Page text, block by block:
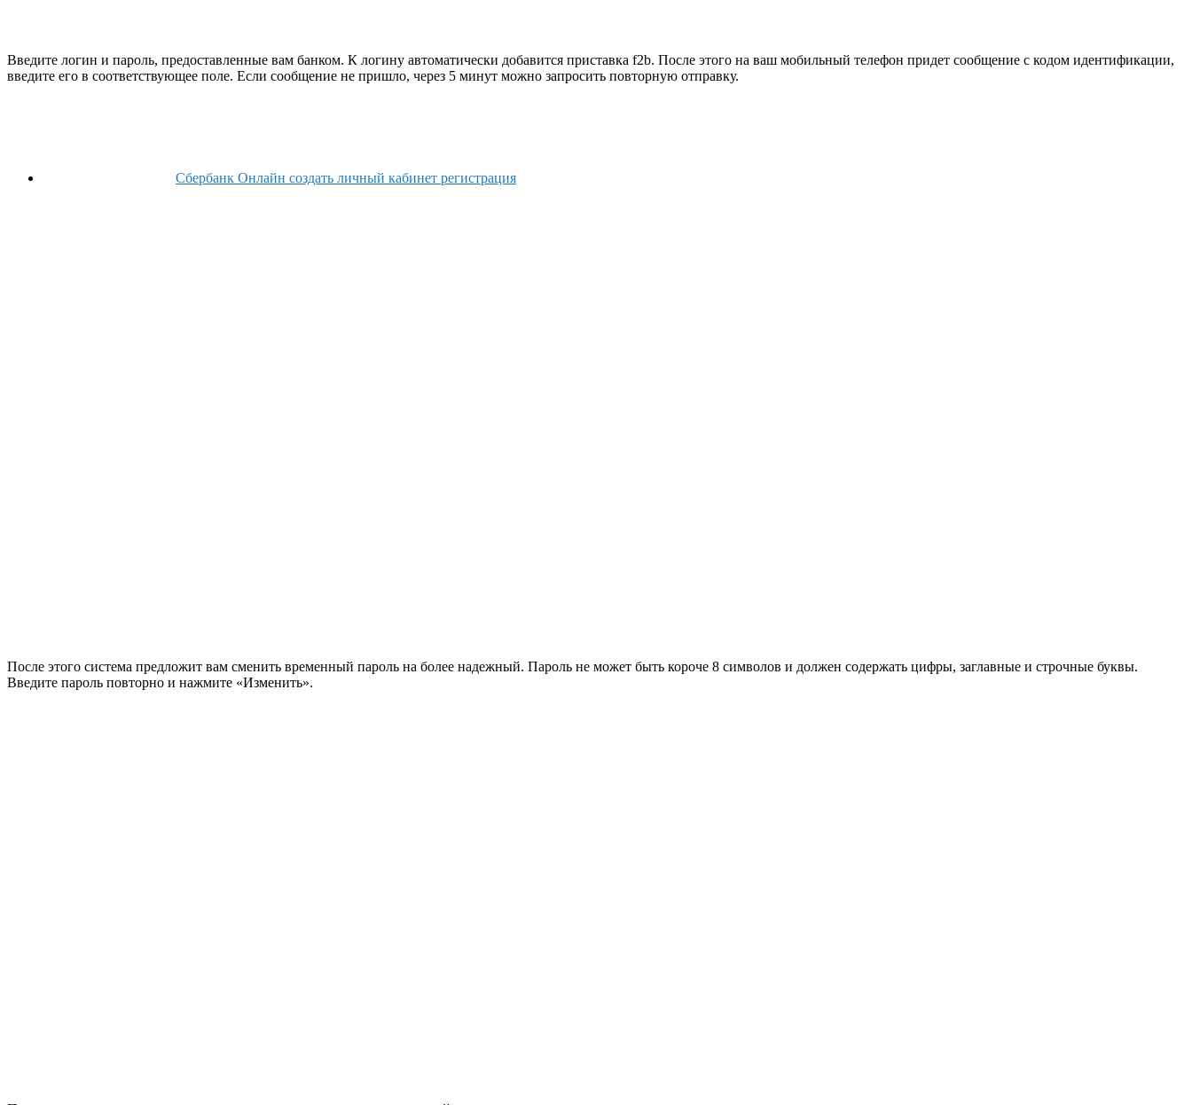
Введите логин и пароль, предоставленные вам банком. К логину автоматически добавится приставка f2b. После этого на ваш мобильный телефон придет сообщение с кодом идентификации,
введите его в соответствующее поле. Если сообщение не пришло, через 5 минут можно запросить повторную отправку.
Сбербанк Онлайн создать личный кабинет регистрация
После этого система предложит вам сменить временный пароль на более надежный. Пароль не может быть короче 8 символов и должен содержать цифры, заглавные и строчные буквы.
Введите пароль повторно и нажмите «Изменить».